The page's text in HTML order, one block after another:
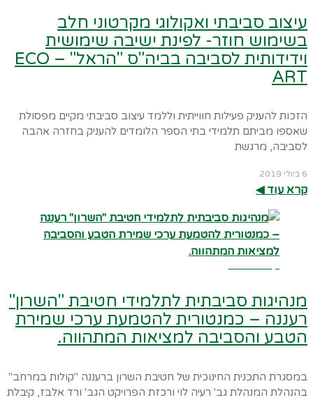
עיצוב סביבתי ואקולוגי מקרטוני חלב
בשימוש חוזר- לפינת ישיבה שימושית
וידידותית לסביבה בביה"ס "הראל" – ECO
ART
הזכות להעניק פעילות חווייתית וללמד עיצוב סביבתי מקיים מפסולת
שאספו מביתם תלמידי בתי הספר הלומדים להעניק בחזרה אהבה
לסביבה, מרגשת
6 ביולי 2019
קרא עוד ◀︎
מנהיגות סביבתית לתלמידי חטיבת "השרון"
רעננה – כמנטורית להטמעת ערכי שמירת
הטבע והסביבה למציאות המתהווה.
במסגרת התכנית החינוכית של חטיבת השרון ברעננה "קולות במרחב"
בהנהלת המנהלת גב' רעיה לוי ורכזת הפרויקט הגב' ורד אלבז, קיבלת